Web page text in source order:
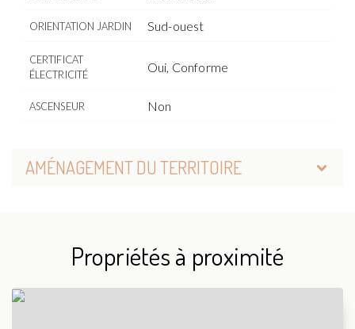
ORIENTATION JARDIN Sud-ouest
CERTIFICAT
ÉLECTRICITÉ
Oui, Conforme
ASCENSEUR Non
AMÉNAGEMENT DU TERRITOIRE
Propriétés à proximité